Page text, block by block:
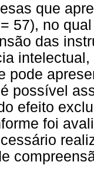
que
57), no
das
pode
possível
efeito
foi